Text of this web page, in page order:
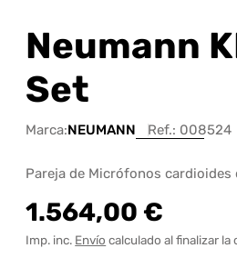
Neumann
Set
Marca:NEUMANN Ref.: 008524
Pareja de Micrófonos cardioides
Precio
habitual
1.564,00 €
Imp. inc. Envío calculado al finalizar la